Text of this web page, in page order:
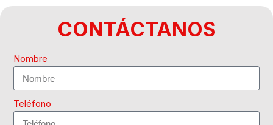
CONTÁCTANOS
Nombre
Teléfono